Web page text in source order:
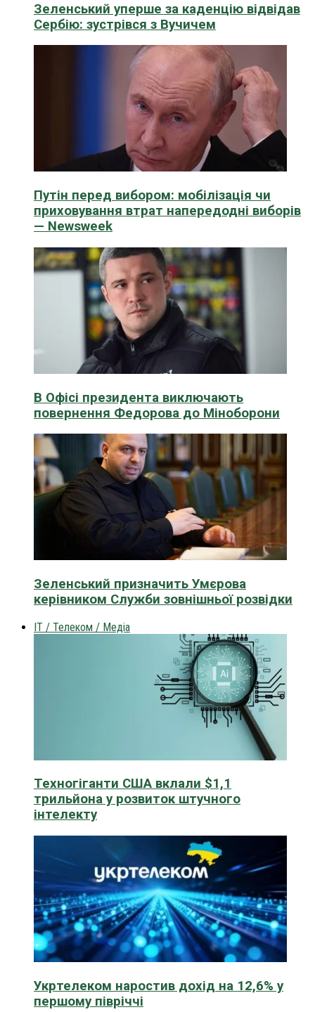
Зеленський уперше за каденцію відвідав
Сербію: зустрівся з Вучичем
Путін перед вибором: мобілізація чи
приховування втрат напередодні виборів
— Newsweek
В Офісі президента виключають
повернення Федорова до Міноборони
Зеленський призначить Умєрова
керівником Служби зовнішньої розвідки
IT / Телеком / Медіа
Техногіганти США вклали $1,1
трильйона у розвиток штучного
інтелекту
Укртелеком наростив дохід на 12,6% у
першому півріччі